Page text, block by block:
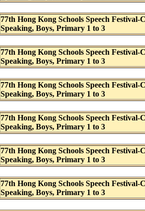
77th Hong Kong Schools Speech Festival-
Speaking, Boys, Primary 1 to 3
77th Hong Kong Schools Speech Festival-
Speaking, Boys, Primary 1 to 3
77th Hong Kong Schools Speech Festival-
Speaking, Boys, Primary 1 to 3
77th Hong Kong Schools Speech Festival-
Speaking, Boys, Primary 1 to 3
77th Hong Kong Schools Speech Festival-
Speaking, Boys, Primary 1 to 3
77th Hong Kong Schools Speech Festival-
Speaking, Boys, Primary 1 to 3